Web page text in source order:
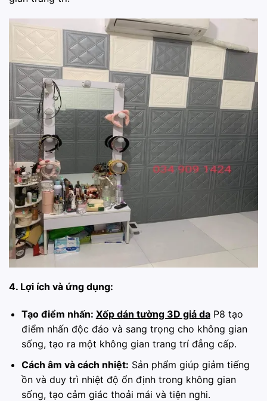
4. Lợi ích và ứng dụng:
Tạo điểm nhấn: Xốp dán tường 3D giả daP8 tạo
điểm nhấn độc đáo và sang trọng cho không gian
sống, tạo ra một không gian trang trí đẳng cấp.
Cách âm và cách nhiệt: Sản phẩm giúp giảm tiếng
ồn và duy trì nhiệt độ ổn định trong không gian
sống, tạo cảm giác thoải mái và tiện nghi.